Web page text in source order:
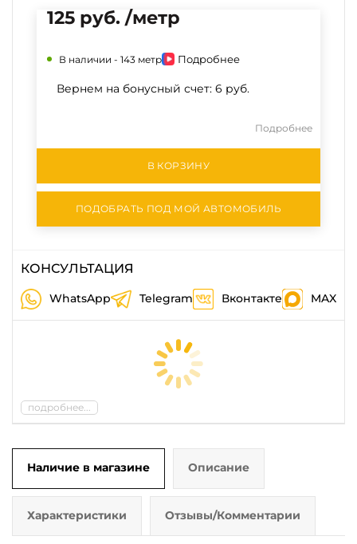
125 руб. /метр
В наличии - 143 метр Подробнее
Вернем на бонусный счет: 6 руб.
Подробнее
В КОРЗИНУ
ПОДОБРАТЬ ПОД МОЙ АВТОМОБИЛЬ
КОНСУЛЬТАЦИЯ
WhatsApp Telegram Вконтакте MAX
подробнее...
Наличие в магазине Описание
Характеристики Отзывы/Комментарии